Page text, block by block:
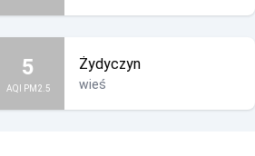
5
AQI PM2.5
Żydyczyn
wieś